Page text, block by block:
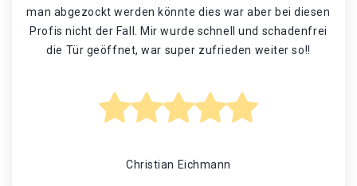
man abgezockt werden könnte dies war aber bei diesen
Profis nicht der Fall. Mir wurde schnell und schadenfrei
die Tür geöffnet, war super zufrieden weiter so!!
Christian Eichmann